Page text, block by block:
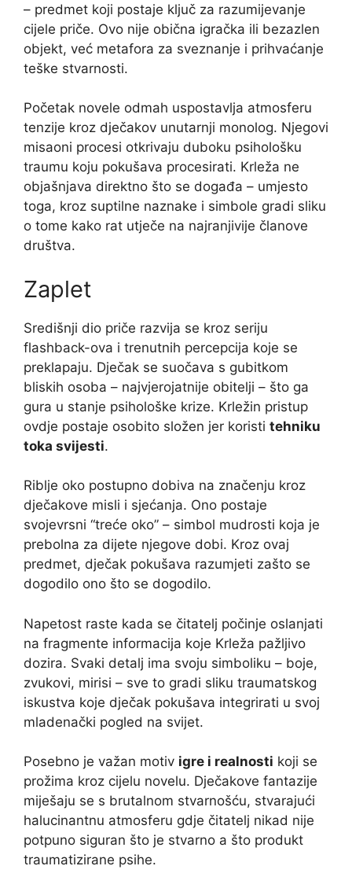
– predmet koji postaje ključ za razumijevanje
cijele priče. Ovo nije obična igračka ili bezazlen
objekt, već metafora za sveznanje i prihvaćanje
teške stvarnosti.
Početak novele odmah uspostavlja atmosferu
tenzije kroz dječakov unutarnji monolog. Njegovi
misaoni procesi otkrivaju duboku psihološku
traumu koju pokušava procesirati. Krleža ne
objašnjava direktno što se događa – umjesto
toga, kroz suptilne naznake i simbole gradi sliku
o tome kako rat utječe na najranjivije članove
društva.
Zaplet
Središnji dio priče razvija se kroz seriju
flashback-ova i trenutnih percepcija koje se
preklapaju. Dječak se suočava s gubitkom
bliskih osoba – najvjerojatnije obitelji – što ga
gura u stanje psihološke krize. Krležin pristup
ovdje postaje osobito složen jer koristi tehniku
toka svijesti.
Riblje oko postupno dobiva na značenju kroz
dječakove misli i sjećanja. Ono postaje
svojevrsni “treće oko” – simbol mudrosti koja je
prebolna za dijete njegove dobi. Kroz ovaj
predmet, dječak pokušava razumjeti zašto se
dogodilo ono što se dogodilo.
Napetost raste kada se čitatelj počinje oslanjati
na fragmente informacija koje Krleža pažljivo
dozira. Svaki detalj ima svoju simboliku – boje,
zvukovi, mirisi – sve to gradi sliku traumatskog
iskustva koje dječak pokušava integrirati u svoj
mladenački pogled na svijet.
Posebno je važan motiv igre i realnosti koji se
prožima kroz cijelu novelu. Dječakove fantazije
miješaju se s brutalnom stvarnošću, stvarajući
halucinantnu atmosferu gdje čitatelj nikad nije
potpuno siguran što je stvarno a što produkt
traumatizirane psihe.